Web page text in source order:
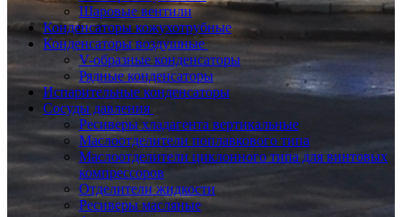
Шаровые вентили
Конденсаторы кожухотрубные
Конденсаторы воздушные
V-образные конденсаторы
Рядные конденсаторы
Испарительные конденсаторы
Сосуды давления
Ресиверы хладагента вертикальные
Маслоотделители поплавкового типа
Маслоотделители циклонного типа для винтовых
компрессоров
Отделители жидкости
Ресиверы масляные